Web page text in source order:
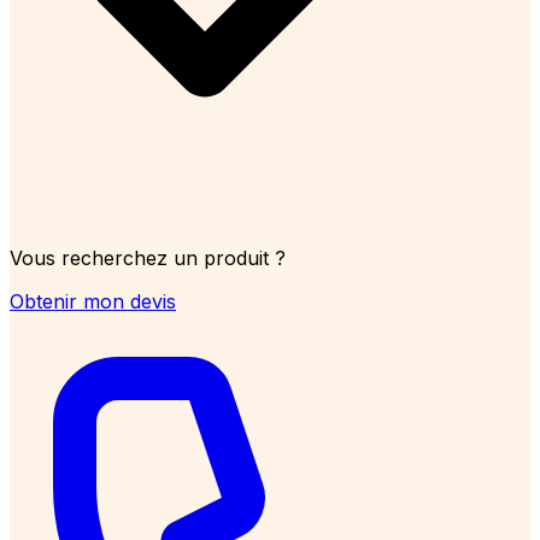
Vous recherchez un produit ?
Obtenir mon devis